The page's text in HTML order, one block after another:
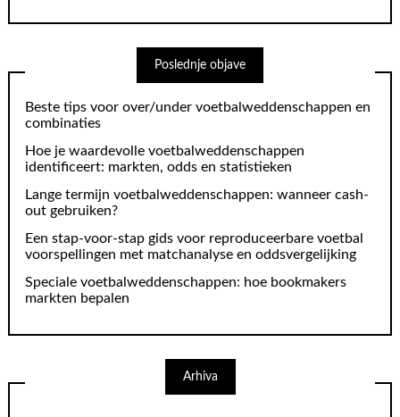
Poslednje objave
Beste tips voor over/under voetbalweddenschappen en
combinaties
Hoe je waardevolle voetbalweddenschappen
identificeert: markten, odds en statistieken
Lange termijn voetbalweddenschappen: wanneer cash-
out gebruiken?
Een stap-voor-stap gids voor reproduceerbare voetbal
voorspellingen met matchanalyse en oddsvergelijking
Speciale voetbalweddenschappen: hoe bookmakers
markten bepalen
Arhiva